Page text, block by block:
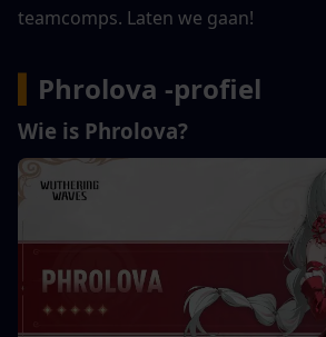
teamcomps. Laten we gaan!
Phrolova -profiel
Wie is Phrolova?